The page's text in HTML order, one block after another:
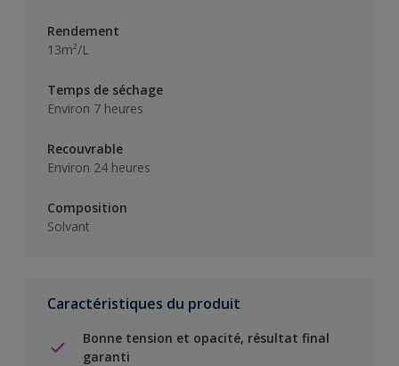
Rendement
13m²/L
Temps de séchage
Environ 7 heures
Recouvrable
Environ 24 heures
Composition
Solvant
Caractéristiques du produit
Bonne tension et opacité, résultat final
garanti